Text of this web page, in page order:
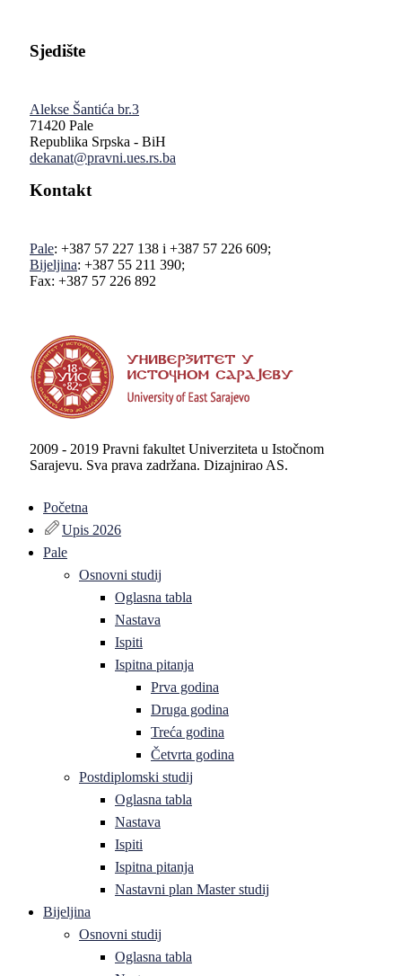
Sjedište
Alekse Šantića br.3
71420 Pale
Republika Srpska - BiH
dekanat@pravni.ues.rs.ba
Kontakt
Pale: +387 57 227 138 i +387 57 226 609;
Bijeljina: +387 55 211 390;
Fax: +387 57 226 892
2009 - 2019 Pravni fakultet Univerziteta u Istočnom
Sarajevu. Sva prava zadržana. Dizajnirao AS.
Početna
Upis 2026
Pale
Osnovni studij
Oglasna tabla
Nastava
Ispiti
Ispitna pitanja
Prva godina
Druga godina
Treća godina
Četvrta godina
Postdiplomski studij
Oglasna tabla
Nastava
Ispiti
Ispitna pitanja
Nastavni plan Master studij
Bijeljina
Osnovni studij
Oglasna tabla